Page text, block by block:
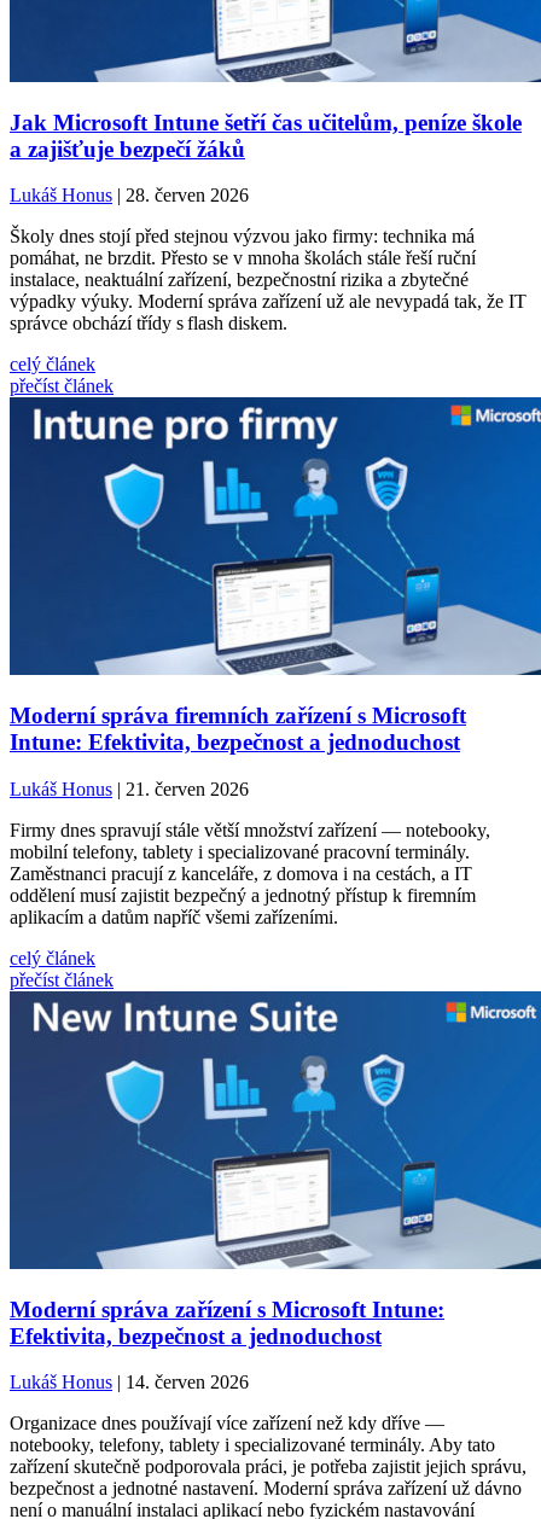
Jak Microsoft Intune šetří čas učitelům, peníze škole
a zajišťuje bezpečí žáků
Lukáš Honus | 28. červen 2026
Školy dnes stojí před stejnou výzvou jako firmy: technika má
pomáhat, ne brzdit. Přesto se v mnoha školách stále řeší ruční
instalace, neaktuální zařízení, bezpečnostní rizika a zbytečné
výpadky výuky. Moderní správa zařízení už ale nevypadá tak, že IT
správce obchází třídy s flash diskem.
celý článek
přečíst článek
Moderní správa firemních zařízení s Microsoft
Intune: Efektivita, bezpečnost a jednoduchost
Lukáš Honus | 21. červen 2026
Firmy dnes spravují stále větší množství zařízení — notebooky,
mobilní telefony, tablety i specializované pracovní terminály.
Zaměstnanci pracují z kanceláře, z domova i na cestách, a IT
oddělení musí zajistit bezpečný a jednotný přístup k firemním
aplikacím a datům napříč všemi zařízeními.
celý článek
přečíst článek
Moderní správa zařízení s Microsoft Intune:
Efektivita, bezpečnost a jednoduchost
Lukáš Honus | 14. červen 2026
Organizace dnes používají více zařízení než kdy dříve —
notebooky, telefony, tablety i specializované terminály. Aby tato
zařízení skutečně podporovala práci, je potřeba zajistit jejich správu,
bezpečnost a jednotné nastavení. Moderní správa zařízení už dávno
není o manuální instalaci aplikací nebo fyzickém nastavování